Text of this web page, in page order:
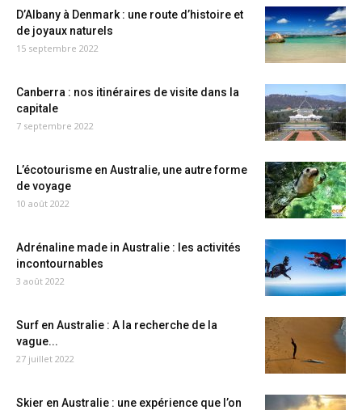
D’Albany à Denmark : une route d’histoire et
de joyaux naturels
15 septembre 2022
Canberra : nos itinéraires de visite dans la
capitale
7 septembre 2022
L’écotourisme en Australie, une autre forme
de voyage
10 août 2022
Adrénaline made in Australie : les activités
incontournables
3 août 2022
Surf en Australie : A la recherche de la
vague...
27 juillet 2022
Skier en Australie : une expérience que l’on